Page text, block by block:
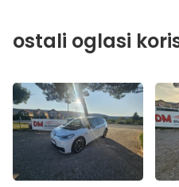
ostali oglasi